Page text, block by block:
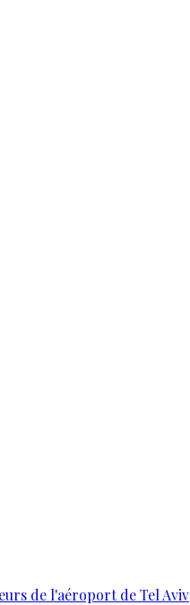
de l'aéroport de Tel Aviv